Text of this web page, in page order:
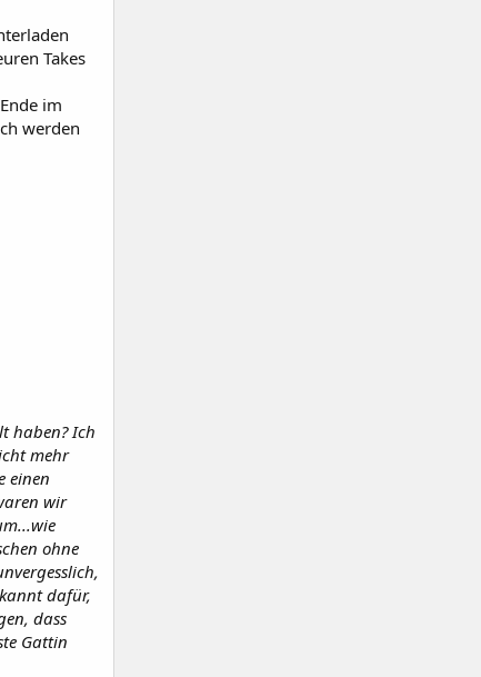
Takes
im
werden
haben? Ich
mehr
einen
wir
ohne
dafür,
dass
Gattin